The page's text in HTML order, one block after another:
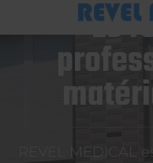
Le
REVEL MEDICAL